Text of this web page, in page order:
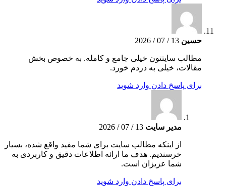
حسین 13 / 07 / 2026
مطالب سایتتون خیلی جامع و کامله. به خصوص بخش
مقالات، خیلی به دردم خورد.
برای پاسخ دادن وارد شوید
مدیر سایت 13 / 07 / 2026
از اینکه مطالب سایت برای شما مفید واقع شده، بسیار
خرسندیم. هدف ما ارائه اطلاعات دقیق و کاربردی به
شما عزیزان است.
برای پاسخ دادن وارد شوید